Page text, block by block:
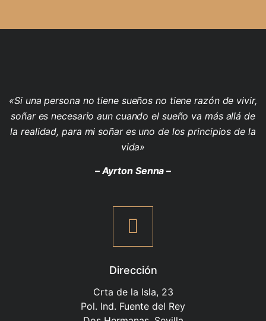
«Si una persona no tiene sueños no tiene razón de vivir,
soñar es necesario aun cuando el sueño va más allá de
la realidad, para mi soñar es uno de los principios de la
vida»
– Ayrton Senna –
Dirección
Crta de la Isla, 23
Pol. Ind. Fuente del Rey